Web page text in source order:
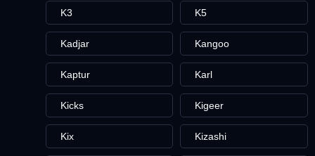
K3 K5
Kadjar Kangoo
Kaptur Karl
Kicks Kigeer
Kix Kizashi